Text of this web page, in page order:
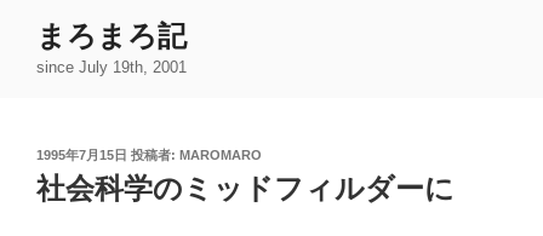
まろまろ記
since July 19th, 2001
投
稿
日:
1995年7月15日 投稿者: MAROMARO
社会科学のミッドフィルダーに